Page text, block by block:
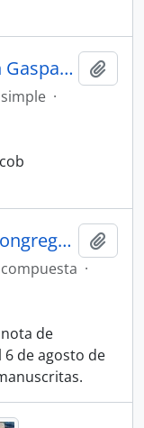
Tarjeta postal dirigida a Juan Gaspar Stork
·
Reglas del seminario de la Congregación de la Misión pertenecientes a Juan Gaspar Stork
·
de
de agosto de